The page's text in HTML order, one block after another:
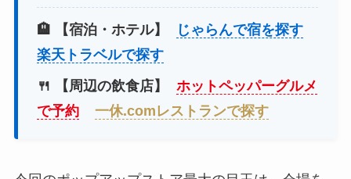
🏨 【宿泊・ホテル】
じゃらんで宿を探す
楽天トラベルで探す
🍴 【周辺の飲食店】
ホットペッパーグルメ
で予約
一休.comレストランで探す